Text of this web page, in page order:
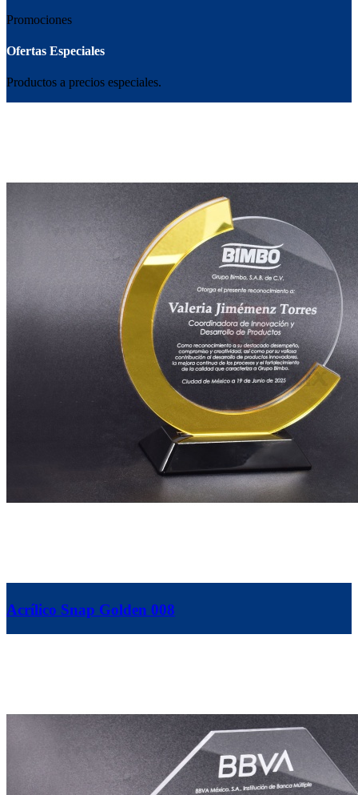
Promociones
Ofertas Especiales
Productos a precios especiales.
Acrílico Snap Golden 008